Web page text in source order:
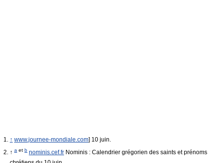
↑ www.journee-mondiale.com] 10 juin.
↑ a et b nominis.cef.fr Nominis : Calendrier grégorien des saints et prénoms